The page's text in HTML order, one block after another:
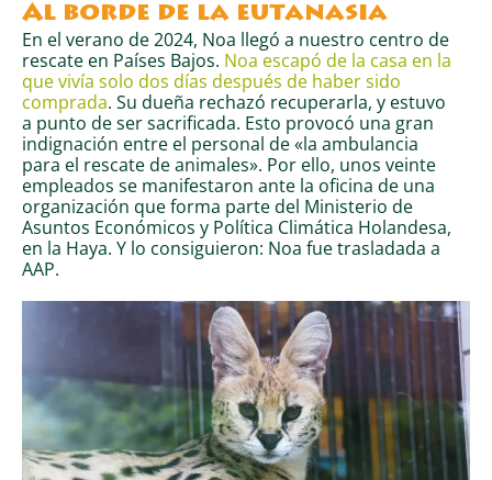
Al borde de la eutanasia
En el verano de 2024, Noa llegó a nuestro centro de
rescate en Países Bajos. Noa escapó de la casa en la
que vivía solo dos días después de haber sido
comprada. Su dueña rechazó recuperarla, y estuvo
a punto de ser sacrificada. Esto provocó una gran
indignación entre el personal de «la ambulancia
para el rescate de animales». Por ello, unos veinte
empleados se manifestaron ante la oficina de una
organización que forma parte del Ministerio de
Asuntos Económicos y Política Climática Holandesa,
en la Haya. Y lo consiguieron: Noa fue trasladada a
AAP.